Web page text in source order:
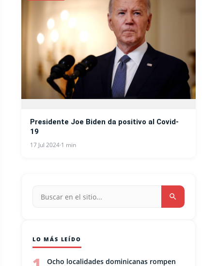
Presidente Joe Biden da positivo al Covid-
19
17 Jul 2024·1 min
LO MÁS LEÍDO
Ocho localidades dominicanas rompen